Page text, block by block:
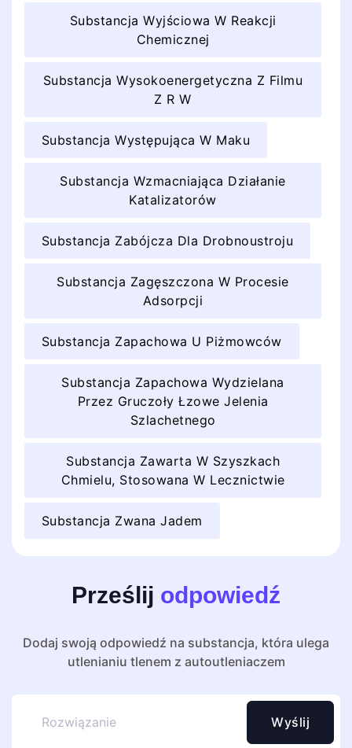
Substancja Wyjściowa W Reakcji
Chemicznej
Substancja Wysokoenergetyczna Z Filmu
Z R W
Substancja Występująca W Maku
Substancja Wzmacniająca Działanie
Katalizatorów
Substancja Zabójcza Dla Drobnoustroju
Substancja Zagęszczona W Procesie
Adsorpcji
Substancja Zapachowa U Piżmowców
Substancja Zapachowa Wydzielana
Przez Gruczoły Łzowe Jelenia
Szlachetnego
Substancja Zawarta W Szyszkach
Chmielu, Stosowana W Lecznictwie
Substancja Zwana Jadem
Prześlij odpowiedź
Dodaj swoją odpowiedź na substancja, która ulega
utlenianiu tlenem z autoutleniaczem
Wyślij